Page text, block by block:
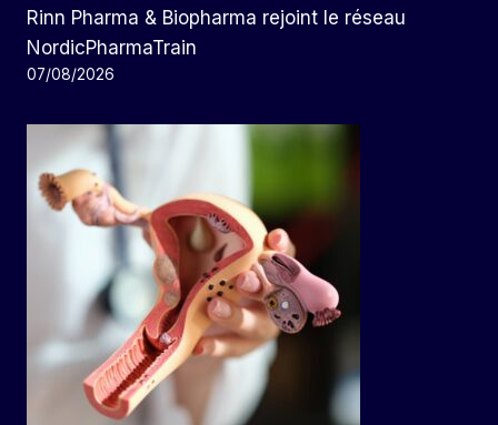
Rinn Pharma & Biopharma rejoint le réseau
NordicPharmaTrain
07/08/2026